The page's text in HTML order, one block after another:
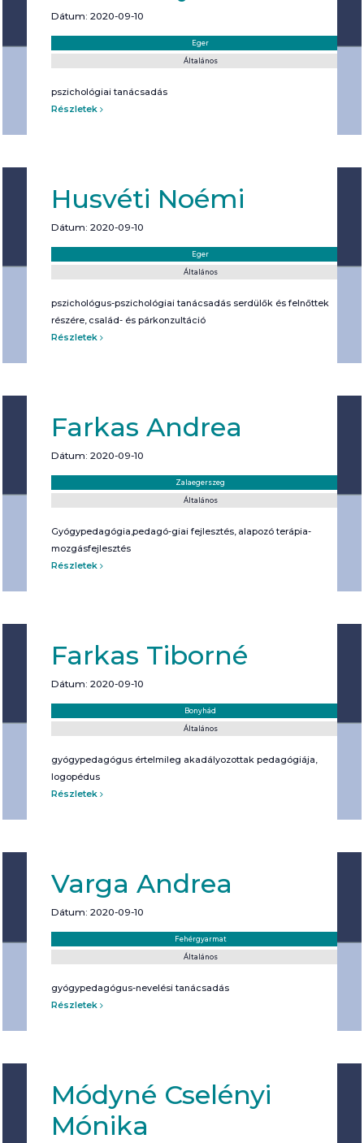
Dátum: 2020-09-10
Eger
Általános
pszichológiai tanácsadás
Részletek
Husvéti Noémi
Dátum: 2020-09-10
Eger
Általános
pszichológus-pszichológiai tanácsadás serdülők és felnőttek
részére, család- és párkonzultáció
Részletek
Farkas Andrea
Dátum: 2020-09-10
Zalaegerszeg
Általános
Gyógypedagógia,pedagó-giai fejlesztés, alapozó terápia-
mozgásfejlesztés
Részletek
Farkas Tiborné
Dátum: 2020-09-10
Bonyhád
Általános
gyógypedagógus értelmileg akadályozottak pedagógiája,
logopédus
Részletek
Varga Andrea
Dátum: 2020-09-10
Fehérgyarmat
Általános
gyógypedagógus-nevelési tanácsadás
Részletek
Módyné Cselényi
Mónika